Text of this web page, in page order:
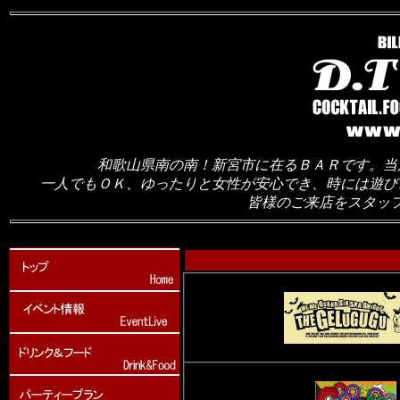
和歌山県南の南！新宮市に在るＢＡＲです。
一人でもＯＫ、ゆったりと女性が安心でき、時には遊
皆様のご来店をスタッ